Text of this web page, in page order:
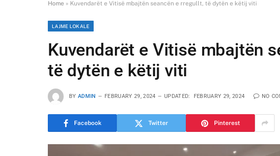
Home » Kuvendarët e Vitisë mbajtën seancën e rregullt, të dytën e këtij viti
LAJME LOKALE
Kuvendarët e Vitisë mbajtën
të dytën e këtij viti
BY ADMIN FEBRUARY 29, 2024 UPDATED: FEBRUARY 29, 2024 NO
Facebook Twitter Pinterest